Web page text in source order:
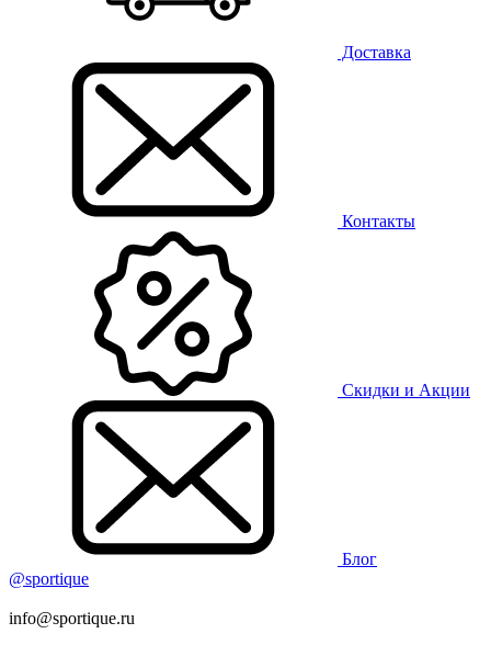
Доставка
Контакты
Скидки и Акции
Блог
@sportique
info@sportique.ru